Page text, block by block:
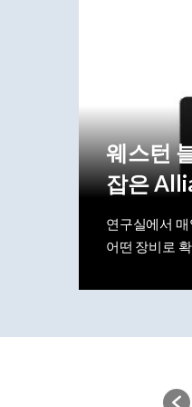
웨스턴
잡은
연구실에서
어떤 장비로